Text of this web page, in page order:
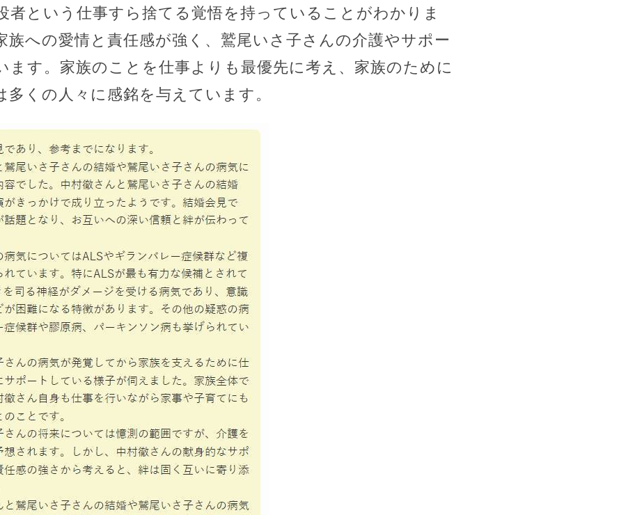
者という仕事すら捨てる覚悟を持っていることがわかりま
族への愛情と責任感が強く、鷲尾いさ子さんの介護やサポー
ます。家族のことを仕事よりも最優先に考え、家族のために
多くの人々に感銘を与えています。